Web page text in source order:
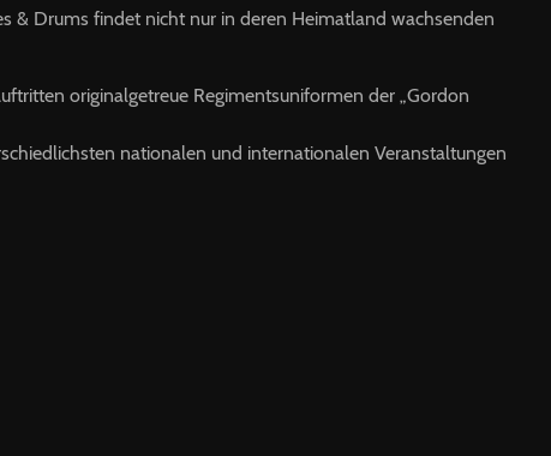
& Drums findet nicht nur in deren Heimatland wachsenden
originalgetreue Regimentsuniformen der „Gordon
nationalen und internationalen Veranstaltungen